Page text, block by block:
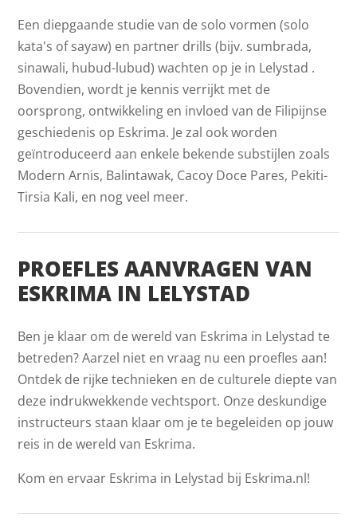
Een diepgaande studie van de solo vormen (solo
kata's of sayaw) en partner drills (bijv. sumbrada,
sinawali, hubud-lubud) wachten op je in Lelystad .
Bovendien, wordt je kennis verrijkt met de
oorsprong, ontwikkeling en invloed van de Filipijnse
geschiedenis op Eskrima. Je zal ook worden
geïntroduceerd aan enkele bekende substijlen zoals
Modern Arnis, Balintawak, Cacoy Doce Pares, Pekiti-
Tirsia Kali, en nog veel meer.
PROEFLES AANVRAGEN VAN
ESKRIMA IN LELYSTAD
Ben je klaar om de wereld van Eskrima in Lelystad te
betreden? Aarzel niet en vraag nu een proefles aan!
Ontdek de rijke technieken en de culturele diepte van
deze indrukwekkende vechtsport. Onze deskundige
instructeurs staan klaar om je te begeleiden op jouw
reis in de wereld van Eskrima.
Kom en ervaar Eskrima in Lelystad bij Eskrima.nl!